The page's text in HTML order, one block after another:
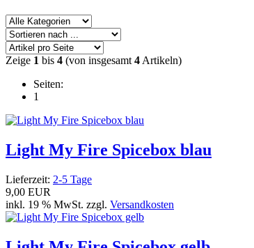
Zeige 1 bis 4 (von insgesamt 4 Artikeln)
Seiten:
1
Light My Fire Spicebox blau
Lieferzeit: 2-5 Tage
9,00 EUR
inkl. 19 % MwSt. zzgl. Versandkosten